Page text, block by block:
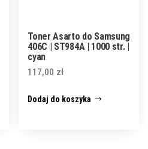
Toner Asarto do Samsung
406C | ST984A | 1000 str. |
cyan
117,00 zł
Dodaj do koszyka